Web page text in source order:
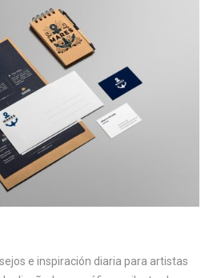
e inspiración diaria para artistas